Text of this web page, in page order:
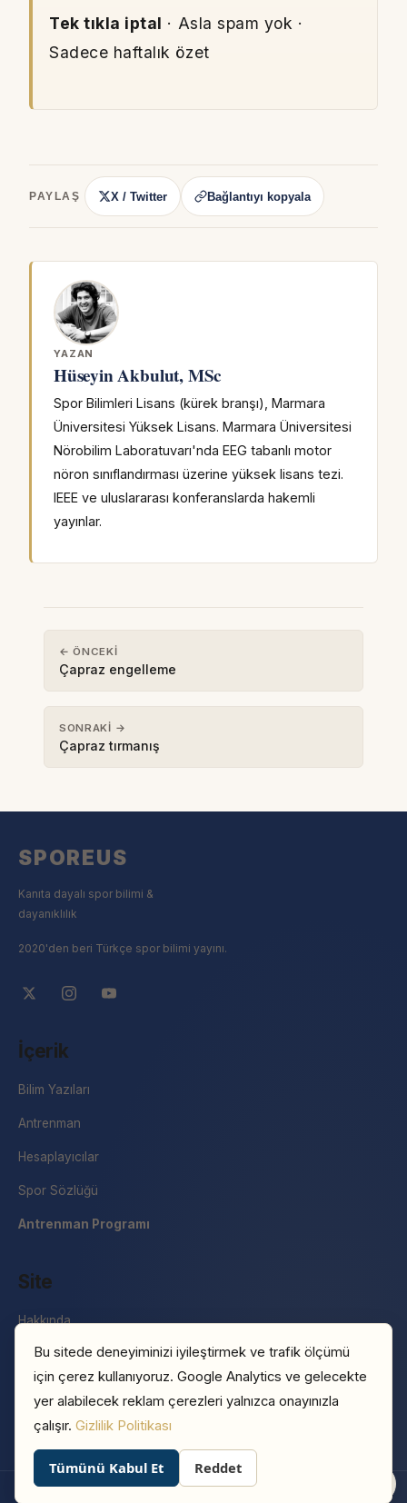
Tek tıkla iptal · Asla spam yok ·
Sadece haftalık özet
PAYLAŞ X / Twitter Bağlantıyı kopyala
YAZAN
Hüseyin Akbulut, MSc
Spor Bilimleri Lisans (kürek branşı), Marmara
Üniversitesi Yüksek Lisans. Marmara Üniversitesi
Nörobilim Laboratuvarı'nda EEG tabanlı motor
nöron sınıflandırması üzerine yüksek lisans tezi.
IEEE ve uluslararası konferanslarda hakemli
yayınlar.
← ÖNCEKI
Çapraz engelleme
SONRAKI →
Çapraz tırmanış
SPOREUS
Kanıta dayalı spor bilimi &
dayanıklılık
2020'den beri Türkçe spor bilimi yayını.
İçerik
Bilim Yazıları
Antrenman
Hesaplayıcılar
Spor Sözlüğü
Antrenman Programı
Site
Hakkında
İletişim
Basın
Gizlilik Politikası
Bu sitede deneyiminizi iyileştirmek ve trafik ölçümü
için çerez kullanıyoruz. Google Analytics ve gelecekte
yer alabilecek reklam çerezleri yalnızca onayınızla
çalışır. Gizlilik Politikası
Tümünü Kabul Et Reddet